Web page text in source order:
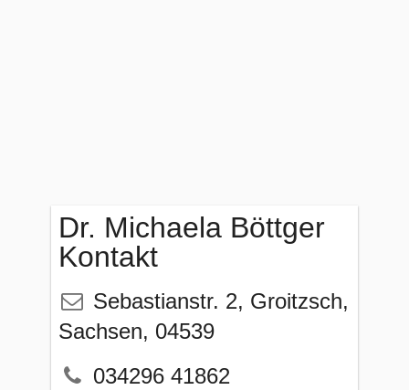
Dr. Michaela Böttger
Kontakt
Sebastianstr. 2, Groitzsch,
Sachsen, 04539
034296 41862